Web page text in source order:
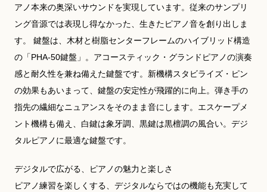
アノ本来の奥深いサウンドを実現しています。従来のサンプリ
ング音源では表現し得なかった、生きたピアノ音を創り出しま
す。 鍵盤は、木材と樹脂センターフレームのハイブリッド構造
の「PHA-50鍵盤」。アコースティック・グランドピアノの演奏
感と耐久性を兼ね備えた鍵盤です。新機構スタビライズ・ピン
の効果もあいまって、鍵盤の安定性が飛躍的に向上。弾き手の
指先の繊細なニュアンスをそのまま音にします。エスケープメ
ント機構も備え、白鍵は象牙調、黒鍵は黒檀調の風合い。デジ
タルピアノに最適な鍵盤です。
デジタルで広がる、ピアノの魅力と楽しさ
ピアノ練習を楽しくする、デジタルならではの機能も充実して